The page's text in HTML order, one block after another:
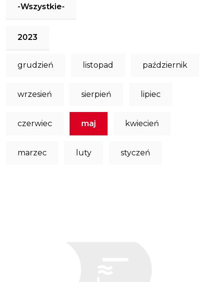
-Wszystkie-
2023
grudzień listopad październik
wrzesień sierpień lipiec
czerwiec maj kwiecień
marzec luty styczeń